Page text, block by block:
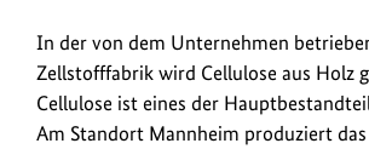
Umweltinnovationsprogramm
des
Bundesumweltministeriums,
In der von dem Unternehmen
Zellstofffabrik wird Cellulose aus Holz
Cellulose ist eines der
Am Standort Mannheim produziert